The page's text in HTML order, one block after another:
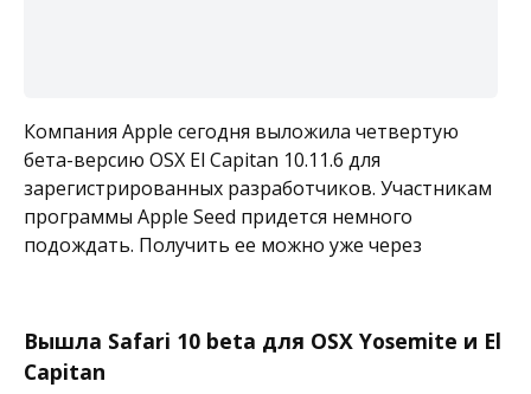
Компания Apple сегодня выложила четвертую
бета-версию OSX El Capitan 10.11.6 для
зарегистрированных разработчиков. Участникам
программы Apple Seed придется немного
подождать. Получить ее можно уже через
Вышла Safari 10 beta для OSX Yosemite и El
Capitan